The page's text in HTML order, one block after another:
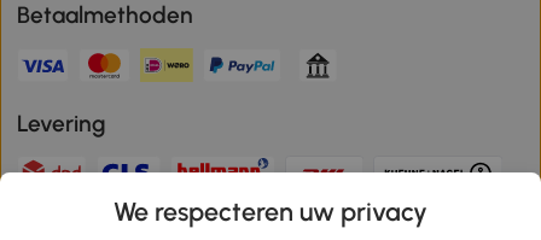
Betaalmethoden
Levering
Veilige betaling
We respecteren uw privacy